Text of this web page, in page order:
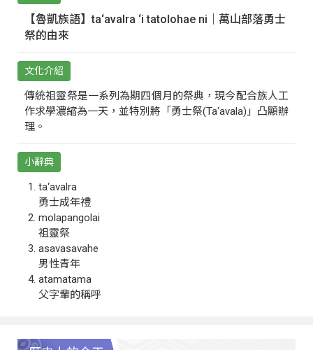
【魯凱族語】ta‘avalra ‘i tatolohae ni｜萬山部落勇士
祭的由來
文化介紹
傳統祖靈祭是一系列為期四個月的祭典，現今配合族人工
作求學濃縮為一天，並特別將「勇士祭(Ta‘avala)」凸顯辦
理。
小辭典
ta‘avalra
勇士成年禮
molapangolai
祖靈祭
asavasavahe
男性青年
atamatama
父字輩的稱呼